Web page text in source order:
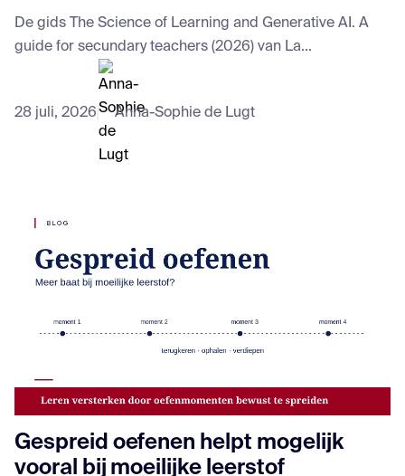
De gids The Science of Learning and Generative AI. A
guide for secundary teachers (2026) van La...
28 juli, 2026 Anna-Sophie de Lugt
Gespreid oefenen helpt mogelijk
vooral bij moeilijke leerstof